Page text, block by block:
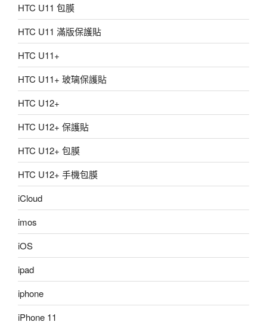
HTC U11 包膜
HTC U11 滿版保護貼
HTC U11+
HTC U11+ 玻璃保護貼
HTC U12+
HTC U12+ 保護貼
HTC U12+ 包膜
HTC U12+ 手機包膜
iCloud
imos
iOS
ipad
iphone
iPhone 11